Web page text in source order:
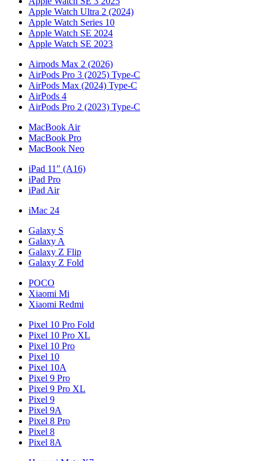
Apple Watch Ultra 2 (2024)
Apple Watch Series 10
Apple Watch SE 2024
Apple Watch SE 2023
Airpods Max 2 (2026)
AirPods Pro 3 (2025) Type-C
AirPods Max (2024) Type-C
AirPods 4
AirPods Pro 2 (2023) Type-C
MacBook Air
MacBook Pro
MacBook Neo
iPad 11" (A16)
iPad Pro
iPad Air
iMac 24
Galaxy S
Galaxy A
Galaxy Z Flip
Galaxy Z Fold
POCO
Xiaomi Mi
Xiaomi Redmi
Pixel 10 Pro Fold
Pixel 10 Pro XL
Pixel 10 Pro
Pixel 10
Pixel 10A
Pixel 9 Pro
Pixel 9 Pro XL
Pixel 9
Pixel 9A
Pixel 8 Pro
Pixel 8
Pixel 8A